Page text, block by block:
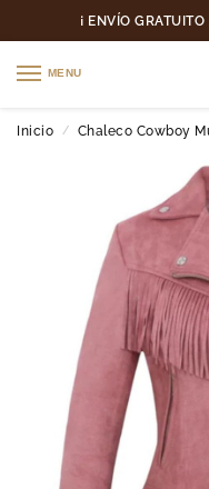
¡ ENVÍO
MENU
Inicio / Chaleco Cowboy